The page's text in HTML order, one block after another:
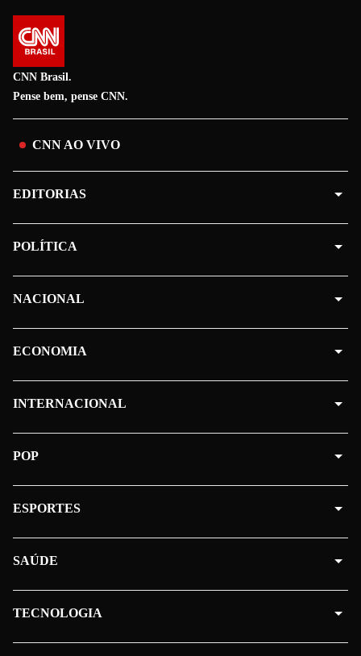
CNN Brasil.
Pense bem, pense CNN.
CNN AO VIVO
EDITORIAS
POLÍTICA
NACIONAL
ECONOMIA
INTERNACIONAL
POP
ESPORTES
SAÚDE
TECNOLOGIA